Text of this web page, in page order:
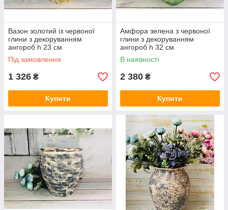
Вазон золотий із червоної
глини з декоруванням
ангороб h 23 см
Під замовлення
1 326 ₴
Купити
Амфора зелена з червоної
глини з декоруванням
ангороб h 32 см
В наявності
2 380 ₴
Купити